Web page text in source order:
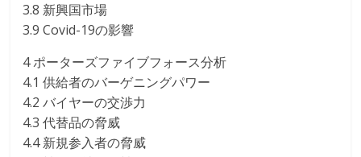
3.8 新興国市場
3.9 Covid-19の影響
4 ポーターズファイブフォース分析
4.1 供給者のバーゲニングパワー
4.2 バイヤーの交渉力
4.3 代替品の脅威
4.4 新規参入者の脅威